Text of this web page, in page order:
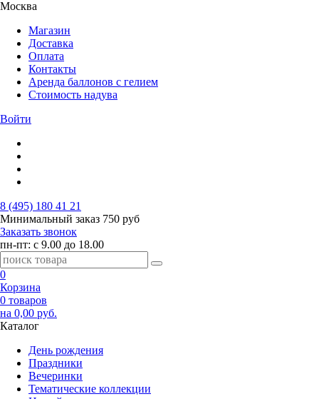
Москва
Магазин
Доставка
Оплата
Контакты
Аренда баллонов с гелием
Стоимость надува
Войти
8 (495) 180 41 21
Минимальный заказ 750 руб
Заказать звонок
пн-пт: с 9.00 до 18.00
0
Корзина
0 товаров
на 0,00 руб.
Каталог
День рождения
Праздники
Вечеринки
Тематические коллекции